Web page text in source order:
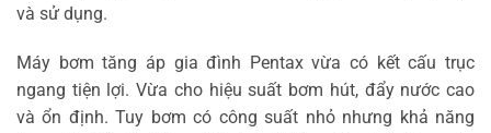
và sử dụng.
Máy bơm tăng áp gia đình Pentax vừa có kết cấu trục
ngang tiện lợi. Vừa cho hiệu suất bơm hút, đẩy nước cao
và ổn định. Tuy bơm có công suất nhỏ nhưng khả năng